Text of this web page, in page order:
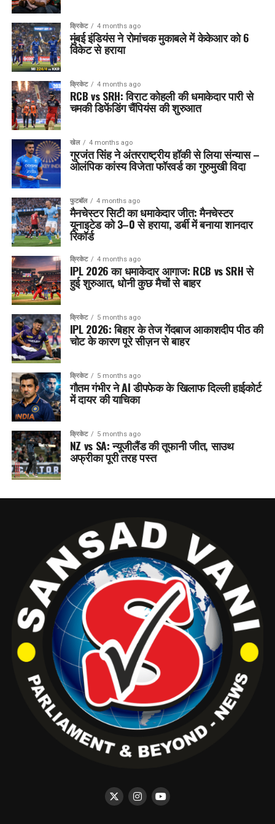
क्रिकेट 4 months ago
मुंबई इंडियंस ने रोमांचक मुकाबले में केकेआर को 6
विकेट से हराया
क्रिकेट 4 months ago
RCB vs SRH: विराट कोहली की धमाकेदार पारी से
चमकी डिफेंडिंग चैंपियंस की शुरुआत
खेल 4 months ago
गुरजंत सिंह ने अंतरराष्ट्रीय हॉकी से लिया संन्यास –
ओलंपिक कांस्य विजेता फॉरवर्ड का गुरुमुखी विदा
फुटबॉल 4 months ago
मैनचेस्टर सिटी का धमाकेदार जीत: मैनचेस्टर
यूनाइटेड को 3–0 से हराया, डर्बी में बनाया शानदार
रिकॉर्ड
क्रिकेट 4 months ago
IPL 2026 का धमाकेदार आगाज: RCB vs SRH से
हुई शुरुआत, धोनी कुछ मैचों से बाहर
क्रिकेट 5 months ago
IPL 2026: बिहार के तेज गेंदबाज आकाशदीप पीठ की
चोट के कारण पूरे सीज़न से बाहर
क्रिकेट 5 months ago
गौतम गंभीर ने AI डीपफेक के खिलाफ दिल्ली हाईकोर्ट
में दायर की याचिका
क्रिकेट 5 months ago
NZ vs SA: न्यूजीलैंड की तूफानी जीत, साउथ
अफ्रीका पूरी तरह पस्त